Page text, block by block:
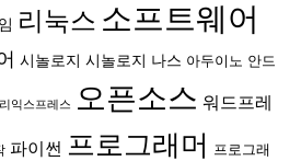
리눅스 소프트웨어
시놀로지 시놀로지 나스 아두이노 안드
익스프레스 오픈소스 워드프레
파이썬 프로그래머 프로그래